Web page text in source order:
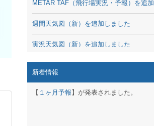
METAR TAF（飛行場実況・予報）を追加
週間天気図（新）を追加しました
実況天気図（新）を追加しました
新着情報
【 １ヶ月予報 】が発表されました。